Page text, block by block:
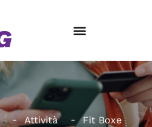
Attività Fit Boxe